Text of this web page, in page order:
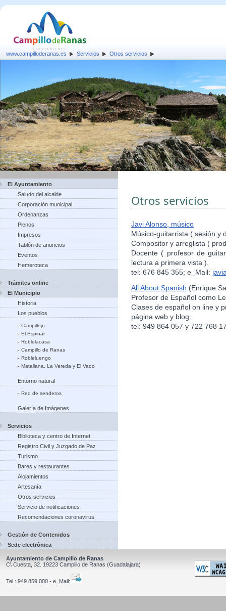
www.campilloderanas.es Servicios Otros servicios
El Ayuntamiento
Saludo del alcalde
Corporación municipal
Ordenanzas
Plenos
Impresos
Tablón de anuncios
Eventos
Hemeroteca
Trámites online
El Municipio
Historia
Los pueblos
Campillejo
El Espinar
Roblelacasa
Campillo de Ranas
Robleluengo
Matallana, La Vereda y El Vado
Entorno natural
Red de senderos
Galería de Imágenes
Servicios
Biblioteca y centro de Internet
Registro Civil y Juzgado de Paz
Turismo
Bares y restaurantes
Alojamientos
Artesanía
Otros servicios
Servicio de notificaciones
Recomendaciones coronavirus
Gestión de Contenidos
Sede electrónica
Otros servicios
Javi Alonso, músico
Músico-guitarrista ( sesión y
Compositor y arreglista (
Docente ( profesor de
lectura a primera vista ).
tel: 676 845 355; e_Mail:
All About Spanish (Enrique
Profesor de Español como
Clases de español on line y
página web y blog:
tel: 949 864 057 y 722 768
Ayuntamiento de Campillo de Ranas
C\ Cuesta, 32. 19223 Campillo de Ranas (Guadalajara)
Tel.: 949 859 000 - e_Mail: